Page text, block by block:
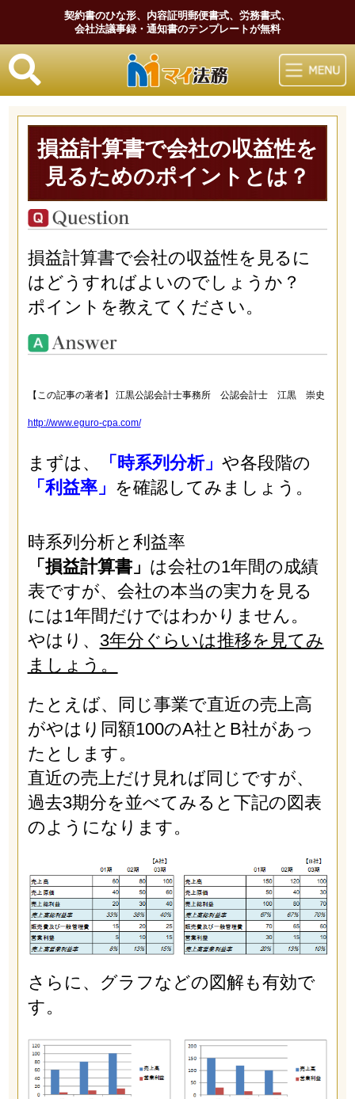
契約書のひな形、内容証明郵便書式、労務書式、
会社法議事録・通知書のテンプレートが無料
マイ法務
損益計算書で会社の収益性を
見るためのポイントとは？
損益計算書で会社の収益性を見るに
はどうすればよいのでしょうか？
ポイントを教えてください。
【この記事の著者】 江黒公認会計士事務所 公認会計士 江黒 崇史
http://www.eguro-cpa.com/
まずは、 「時系列分析」 や各段階の
「利益率」 を確認してみましょう。
時系列分析と利益率
「損益計算書」 は会社の1年間の成績
表ですが、会社の本当の実力を見る
には1年間だけではわかりません。
やはり、 3年分ぐらいは推移を見てみ
ましょう。
たとえば、同じ事業で直近の売上高
がやはり同額100のA社とB社があっ
たとします。
直近の売上だけ見れば同じですが、
過去3期分を並べてみると下記の図表
のようになります。
さらに、グラフなどの図解も有効で
す。